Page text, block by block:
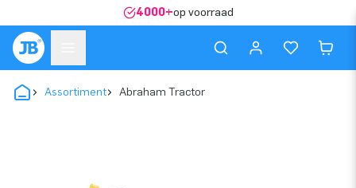
4000+op voorraad
Assortiment Abraham Tractor